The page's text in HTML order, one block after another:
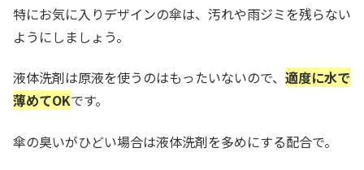
特にお気に入りデザインの傘は、汚れや雨ジミを残らない
ようにしましょう。
液体洗剤は原液を使うのはもったいないので、 適度に水で
薄めてOKです。
傘の臭いがひどい場合は液体洗剤を多めにする配合で。